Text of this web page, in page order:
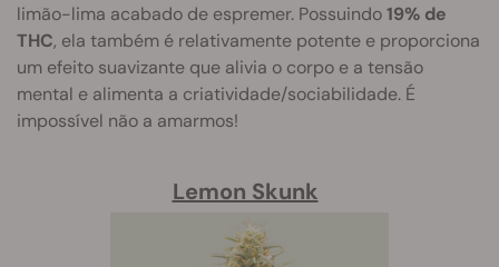
limão-lima acabado de espremer. Possuindo19% de
THC, ela também é relativamente potente e proporciona
um efeito suavizante que alivia o corpo e a tensão
mental e alimenta a criatividade/sociabilidade. É
impossível não a amarmos!
Lemon Skunk